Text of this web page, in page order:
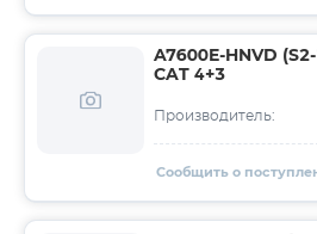
A7600E-HNVD
CAT 4+3
Производитель:
Сообщить о